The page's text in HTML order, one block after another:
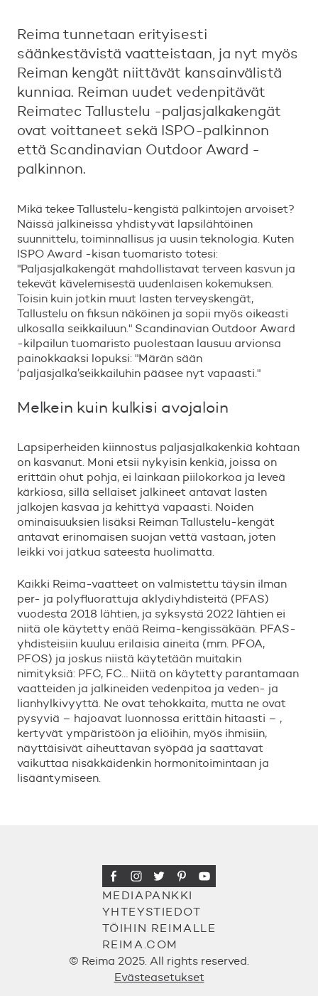
Reima tunnetaan erityisesti
säänkestävistä vaatteistaan, ja nyt myös
Reiman kengät niittävät kansainvälistä
kunniaa. Reiman uudet vedenpitävät
Reimatec Tallustelu -paljasjalkakengät
ovat voittaneet sekä ISPO-palkinnon
että Scandinavian Outdoor Award -
palkinnon.
Mikä tekee Tallustelu-kengistä palkintojen arvoiset?
Näissä jalkineissa yhdistyvät lapsilähtöinen
suunnittelu, toiminnallisus ja uusin teknologia. Kuten
ISPO Award -kisan tuomaristo totesi:
"Paljasjalkakengät mahdollistavat terveen kasvun ja
tekevät kävelemisestä uudenlaisen kokemuksen.
Toisin kuin jotkin muut lasten terveyskengät,
Tallustelu on fiksun näköinen ja sopii myös oikeasti
ulkosalla seikkailuun." Scandinavian Outdoor Award
-kilpailun tuomaristo puolestaan lausuu arvionsa
painokkaaksi lopuksi: "Märän sään
‘paljasjalka’seikkailuhin pääsee nyt vapaasti."
Melkein kuin kulkisi avojaloin
Lapsiperheiden kiinnostus paljasjalkakenkiä kohtaan
on kasvanut. Moni etsii nykyisin kenkiä, joissa on
erittäin ohut pohja, ei lainkaan piilokorkoa ja leveä
kärkiosa, sillä sellaiset jalkineet antavat lasten
jalkojen kasvaa ja kehittyä vapaasti. Noiden
ominaisuuksien lisäksi Reiman Tallustelu-kengät
antavat erinomaisen suojan vettä vastaan, joten
leikki voi jatkua sateesta huolimatta.
Kaikki Reima-vaatteet on valmistettu täysin ilman
per- ja polyfluorattuja aklydiyhdisteitä (PFAS)
vuodesta 2018 lähtien, ja syksystä 2022 lähtien ei
niitä ole käytetty enää Reima-kengissäkään. PFAS-
yhdisteisiin kuuluu erilaisia aineita (mm. PFOA,
PFOS) ja joskus niistä käytetään muitakin
nimityksiä: PFC, FC… Niitä on käytetty parantamaan
vaatteiden ja jalkineiden vedenpitoa ja veden- ja
lianhylkivyyttä. Ne ovat tehokkaita, mutta ne ovat
pysyviä – hajoavat luonnossa erittäin hitaasti – ,
kertyvät ympäristöön ja eliöihin, myös ihmisiin,
näyttäisivät aiheuttavan syöpää ja saattavat
vaikuttaa nisäkkäidenkin hormonitoimintaan ja
lisääntymiseen.
MEDIAPANKKI
YHTEYSTIEDOT
TÖIHIN REIMALLE
REIMA.COM
© Reima 2025. All rights reserved.
Evästeasetukset